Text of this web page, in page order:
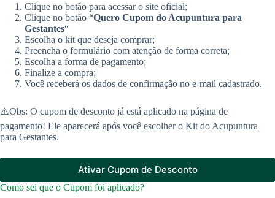
Clique no botão para acessar o site oficial;
Clique no botão “Quero Cupom do Acupuntura para
Gestantes“
Escolha o kit que deseja comprar;
Preencha o formulário com atenção de forma correta;
Escolha a forma de pagamento;
Finalize a compra;
Você receberá os dados de confirmação no e-mail cadastrado.
⚠️Obs: O cupom de desconto já está aplicado na página de
pagamento! Ele aparecerá após você escolher o Kit do Acupuntura
para Gestantes.
Ativar Cupom de Desconto
Como sei que o Cupom foi aplicado?